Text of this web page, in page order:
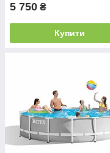
5 750 ₴
Купити